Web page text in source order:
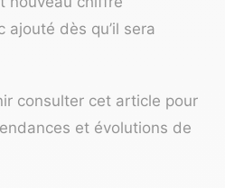
dès qu’il sera
consulter cet article pour
et évolutions de